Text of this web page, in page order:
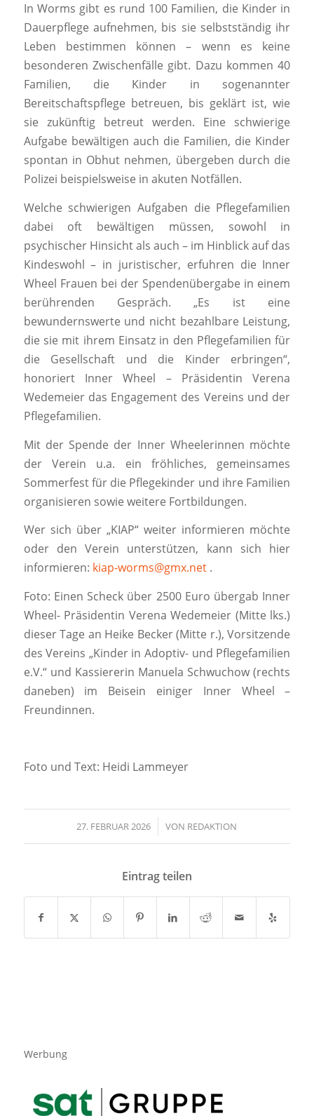
In Worms gibt es rund 100 Familien, die Kinder in
Dauerpflege aufnehmen, bis sie selbstständig ihr
Leben bestimmen können – wenn es keine
besonderen Zwischenfälle gibt. Dazu kommen 40
Familien, die Kinder in sogenannter
Bereitschaftspflege betreuen, bis geklärt ist, wie
sie zukünftig betreut werden. Eine schwierige
Aufgabe bewältigen auch die Familien, die Kinder
spontan in Obhut nehmen, übergeben durch die
Polizei beispielsweise in akuten Notfällen.
Welche schwierigen Aufgaben die Pflegefamilien
dabei oft bewältigen müssen, sowohl in
psychischer Hinsicht als auch – im Hinblick auf das
Kindeswohl – in juristischer, erfuhren die Inner
Wheel Frauen bei der Spendenübergabe in einem
berührenden Gespräch. „Es ist eine
bewundernswerte und nicht bezahlbare Leistung,
die sie mit ihrem Einsatz in den Pflegefamilien für
die Gesellschaft und die Kinder erbringen“,
honoriert Inner Wheel – Präsidentin Verena
Wedemeier das Engagement des Vereins und der
Pflegefamilien.
Mit der Spende der Inner Wheelerinnen möchte
der Verein u.a. ein fröhliches, gemeinsames
Sommerfest für die Pflegekinder und ihre Familien
organisieren sowie weitere Fortbildungen.
Wer sich über „KIAP“ weiter informieren möchte
oder den Verein unterstützen, kann sich hier
informieren: kiap-worms@gmx.net.
Foto: Einen Scheck über 2500 Euro übergab Inner
Wheel- Präsidentin Verena Wedemeier (Mitte lks.)
dieser Tage an Heike Becker (Mitte r.), Vorsitzende
des Vereins „Kinder in Adoptiv- und Pflegefamilien
e.V.“ und Kassiererin Manuela Schwuchow (rechts
daneben) im Beisein einiger Inner Wheel –
Freundinnen.
Foto und Text: Heidi Lammeyer
27. FEBRUAR 2026
/ VON REDAKTION
Eintrag teilen
Werbung